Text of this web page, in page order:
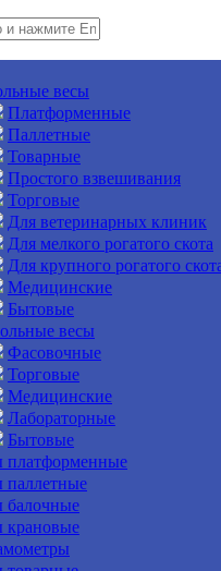
весы
Платформенные
Паллетные
Товарные
Простого взвешивания
Торговые
Для ветеринарных клиник
Для мелкого рогатого скота
Для крупного рогатого
Медицинские
Бытовые
весы
Фасовочные
Торговые
Медицинские
Лабораторные
Бытовые
платформенные
паллетные
балочные
крановые